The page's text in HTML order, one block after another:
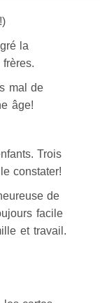
la
mal de
âge!
Trois
constater!
de
facile
et travail.